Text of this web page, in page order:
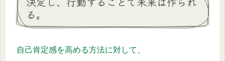
る。
自己肯定感を高める方法に対して、